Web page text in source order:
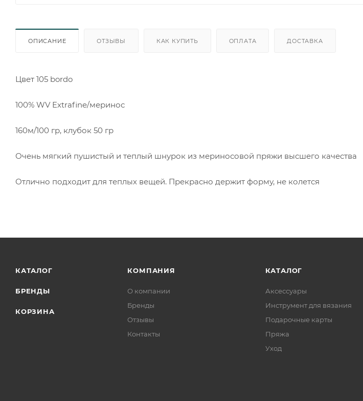
ОПИСАНИЕ ОТЗЫВЫ КАК КУПИТЬ ОПЛАТА ДОСТАВКА
Цвет 105 bordo
100% WV Extrafine/меринос
160м/100 гр, клубок 50 гр
Очень мягкий пушистый и теплый шнурок из мериносовой пряжи высшего качества
Отлично подходит для теплых вещей. Прекрасно держит форму, не колется
КАТАЛОГ
БРЕНДЫ
КОРЗИНА
КОМПАНИЯ
О компании
Бренды
Отзывы
Контакты
КАТАЛОГ
Аксессуары
Инструмент для вязания
Подарочные карты
Пряжа
Уход